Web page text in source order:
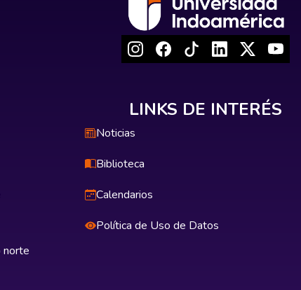
norte
LINKS DE INTERÉS
Noticias
Biblioteca
Calendarios
Política de Uso de Datos